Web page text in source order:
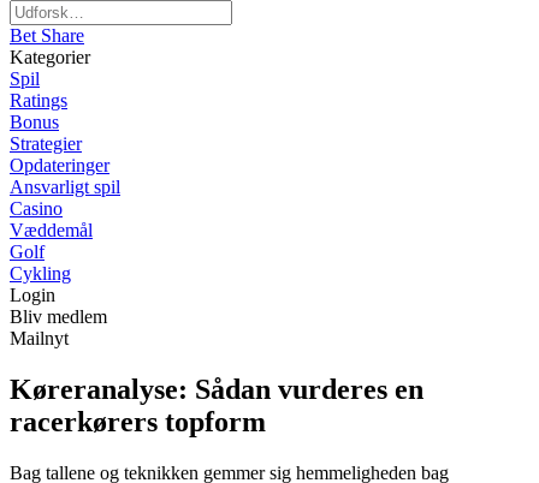
Bet Share
Kategorier
Spil
Ratings
Bonus
Strategier
Opdateringer
Ansvarligt spil
Casino
Væddemål
Golf
Cykling
Login
Bliv medlem
Mailnyt
Køreranalyse: Sådan vurderes en
racerkørers topform
Bag tallene og teknikken gemmer sig hemmeligheden bag